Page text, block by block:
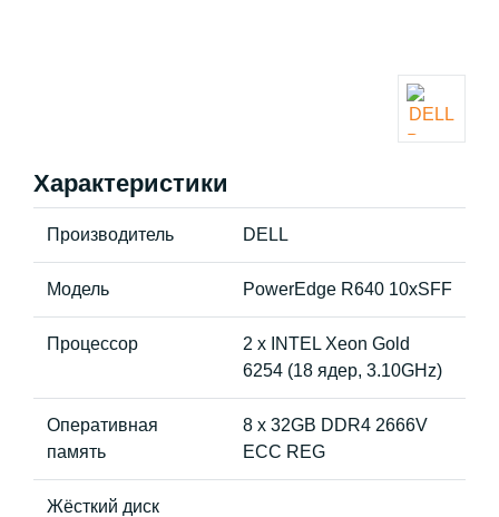
Характеристики
Производитель DELL
Модель PowerEdge R640 10xSFF
Процессор
2 x INTEL Xeon Gold
6254 (18 ядер, 3.10GHz)
Оперативная
память
8 x 32GB DDR4 2666V
ECC REG
Жёсткий диск